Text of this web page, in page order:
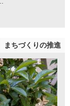
まちづくりの推進